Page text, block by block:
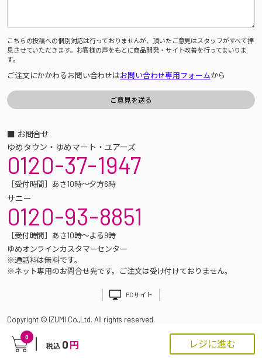
0
税込 0 円 レジに進む
こちらの投稿への個別対応は行っておりませんが、頂いたご意見はスタッフがすべて拝
見させていただきます。お客様の声をもとに商品開発・サイト改善を行ってまいりま
す。
ご注文にかかわるお問い合わせはお問い合わせ専用フォームから
■ お問合せ
ゆめタウン・ゆめマート・ユアーズ
0120-37-1947
［受付時間］あさ10時～夕方6時
サニー
0120-93-8851
［受付時間］あさ10時～よる9時
ゆめオンラインカスタマーセンター
※通話料は無料です。
※ネット専用のお問合せ先です。ご注文は受け付けておりません。
PCサイト
Copyright © IZUMI Co.,Ltd. All rights reserved.